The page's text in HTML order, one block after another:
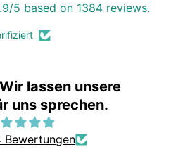
5 based on 1384 reviews.
lassen unsere
uns sprechen.
Bewertungen